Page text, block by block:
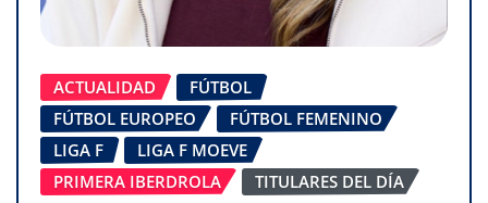
ACTUALIDAD
FÚTBOL
FÚTBOL EUROPEO
FÚTBOL FEMENINO
LIGA F
LIGA F MOEVE
PRIMERA IBERDROLA
TITULARES DEL DÍA